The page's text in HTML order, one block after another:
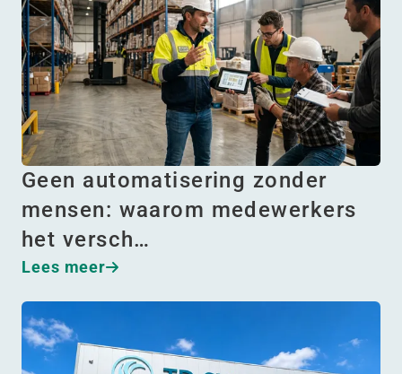
Geen automatisering zonder
mensen: waarom medewerkers
het versch…
Lees meer